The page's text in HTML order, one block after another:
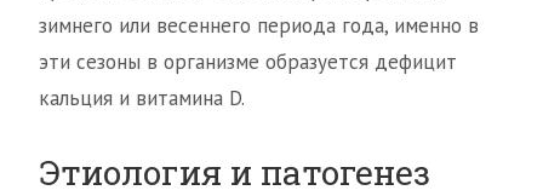
зимнего или весеннего периода года, именно в
эти сезоны в организме образуется дефицит
кальция и витамина D.
Этиология и патогенез